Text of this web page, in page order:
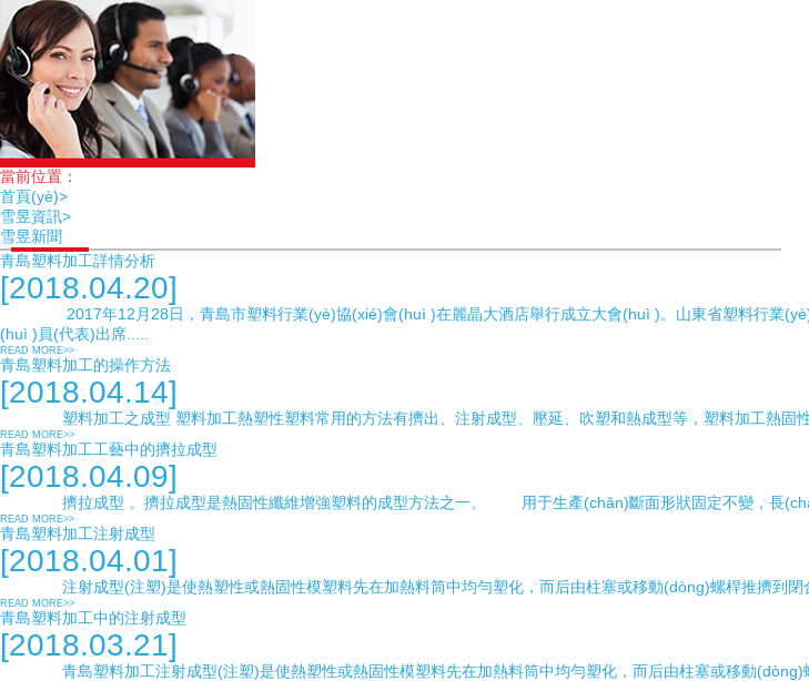
當前位置：
首頁(yè)>
雪昱資訊>
雪昱新聞
青島塑料加工詳情分析
[2018.04.20]
2017年12月28日，青島市塑料行業(yè)協(xié)會(huì )在麗晶大酒店舉行成立大會(huì )。山東省塑料行業
(huì )員(代表)出席.....
READ MORE>>
青島塑料加工的操作方法
[2018.04.14]
塑料加工之成型 塑料加工熱塑性塑料常用的方法有擠出、注射成型、壓延、吹塑和熱成型等，塑料加工熱
READ MORE>>
青島塑料加工工藝中的擠拉成型
[2018.04.09]
擠拉成型 。擠拉成型是熱固性纖維增強塑料的成型方法之一。 用于生產(chǎn)斷面形狀固定不變，長
READ MORE>>
青島塑料加工注射成型
[2018.04.01]
注射成型(注塑)是使熱塑性或熱固性模塑料先在加熱料筒中均勻塑化，而后由柱塞或移動(dòng)螺桿推擠到閉合
READ MORE>>
青島塑料加工中的注射成型
[2018.03.21]
青島塑料加工注射成型(注塑)是使熱塑性或熱固性模塑料先在加熱料筒中均勻塑化，而后由柱塞或移動(dòng)